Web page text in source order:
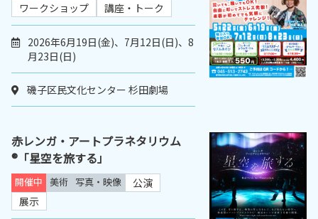
ワークショップ
講座・トーク
2026年6月19日(金)、7月12日(日)、8
月23日(日)
磯子区民文化センター 杉田劇場
赤レンガ・アートプラネタリウム
®「星空を旅する」
開催中 美術 写真・映像
公演
展示